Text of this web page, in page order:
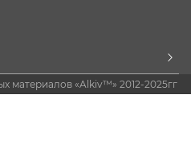
материалов «Alkiv™» 2012-2025гг